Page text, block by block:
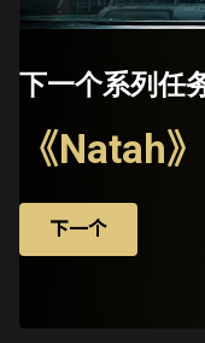
下一个系列任
《Natah》
下一个